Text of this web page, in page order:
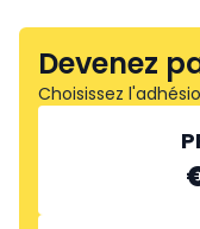
Devenez
Choisissez